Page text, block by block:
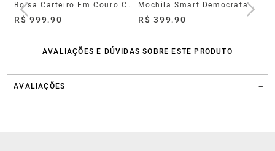
Bolsa Carteiro Em Couro Camel
R$ 999,90
Mochila Smart Democrata Preto
R$ 399,90
AVALIAÇÕES E DÚVIDAS SOBRE ESTE PRODUTO
AVALIAÇÕES